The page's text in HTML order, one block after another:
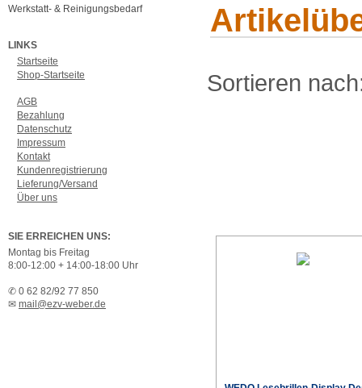
Werkstatt- & Reinigungsbedarf
LINKS
Startseite
Shop-Startseite
AGB
Bezahlung
Datenschutz
Impressum
Kontakt
Kundenregistrierung
Lieferung/Versand
Über uns
SIE ERREICHEN UNS:
Montag bis Freitag
8:00-12:00 + 14:00-18:00 Uhr
✆ 0 62 82/92 77 850
✉ mail@ezv-weber.de
Sortieren